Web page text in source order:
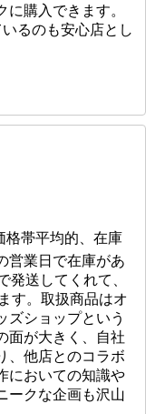
購入できます。
るのも安心店とし
格帯平均的、在庫
営業日で在庫があ
発送してくれて、
す。取扱商品はオ
ズショップという
面が大きく、自社
、他店とのコラボ
においての知識や
ークな企画も沢山